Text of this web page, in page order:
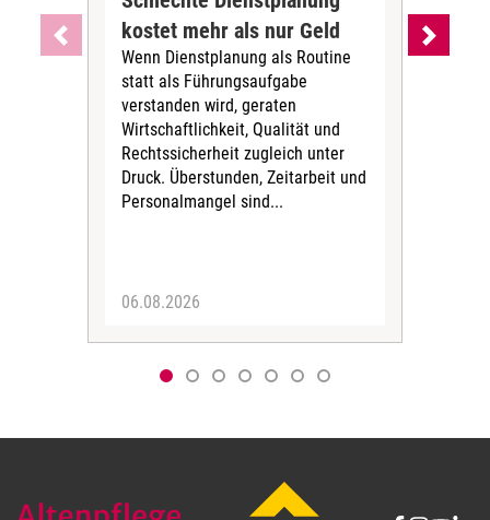
kostet mehr als nur Geld
Wenn Dienstplanung als Routine
statt als Führungsaufgabe
verstanden wird, geraten
Wirtschaftlichkeit, Qualität und
Rechtssicherheit zugleich unter
Druck. Überstunden, Zeitarbeit und
Personalmangel sind...
06.08.2026